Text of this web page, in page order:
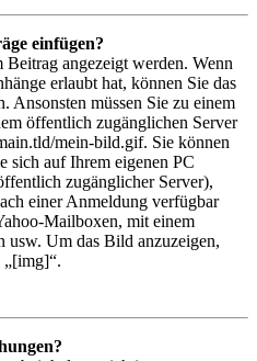
einfügen?
angezeigt werden. Wenn
erlaubt hat, können Sie das
Ansonsten müssen Sie zu einem
öffentlich zugänglichen Server
mein-bild.gif. Sie können
sich auf Ihrem eigenen PC
zugänglicher Server),
einer Anmeldung verfügbar
Mailboxen, mit einem
usw. Um das Bild anzuzeigen,
„[img]“.